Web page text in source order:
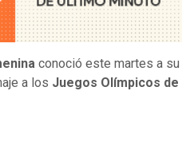
conoció este martes a su
a los Juegos Olímpicos de